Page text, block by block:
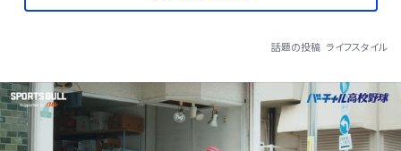
話題の投稿 ライフスタイル